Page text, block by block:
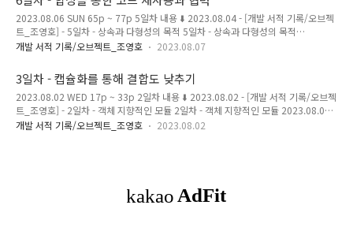
ming.tistory.com 객체의 행동의 책임 객체지향의 넓은 관점에서 객체는 협력, 책
임, 역할으로 구성되어 있다. 그 중, 협력에 참여하기 위해 객체가 수행하는 행동이
책임이다. 이런 책임을 정의..
2023.08.06 SUN 65p ~ 77p 5일차 내용 ⬇️ 2023.08.04 - [개발 서적 기록/오브젝
트_조영호] - 5일차 - 상속과 다형성의 목적 5일차 - 상속과 다형성의 목적
2023.08.04 FRI 50p ~ 64p 4일차 내용 ⬇️ 2023.08.04 - [개발 서적 기록/오브젝
세 2023.08.03 THU 33p ~ 50p 3일차 내용 ⬇️ 2023. magenta-
ming.tistory.com 추상화의 필요성 추상화를 사용하면, 세부적인 내용을 무시한 채
상위 개념을 쉽고 간단하게 표현할 수 있다. 그래서 세부 사항에 관계 없이,상위 개념
만으로도 도메인의 중요한 개념을 설명할 수 있다. 그럼..
개발 서적 기록/오브젝트_조영호 2023.08.07
3일차 - 캡슐화를 통해 결합도 낮추기
2023.08.02 WED 17p ~ 33p 2일차 내용 ⬇️ 2023.08.02 - [개발 서적 기록/오브젝
트_조영호] - 2일차 - 객체 지향적인 모듈 2일차 - 객체 지향적인 모듈 2023.08.01
TUE 2p ~ 16p 1일차 내용 ⬇️ 2023.07.31 - [개발 서적 기록/오브젝트_조영호] - 1
로 만들어야한다. 이를 통해, 변경에 취약하지 않..
개발 서적 기록/오브젝트_조영호 2023.08.02